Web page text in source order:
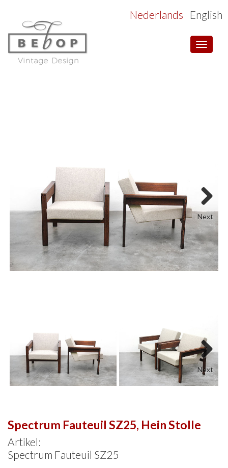
Toggle
Nederlands English
Next
Next
Spectrum Fauteuil SZ25, Hein Stolle
Artikel:
Spectrum Fauteuil SZ25